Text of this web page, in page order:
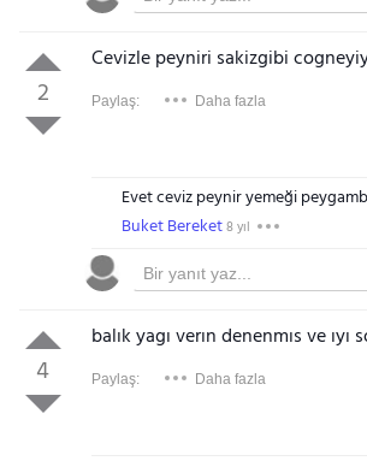
2
Cevizle peyniri sakizgibi
Paylaş: Daha fazla
Evet ceviz peynir yemeği
Buket Bereket8 yıl
4
balık yagı verın denenmıs ve ıyı
Paylaş: Daha fazla